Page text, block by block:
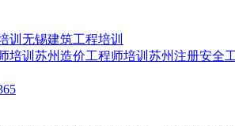
训 无锡建筑工程培训
培训 苏州造价工程师培训 苏州注册安全